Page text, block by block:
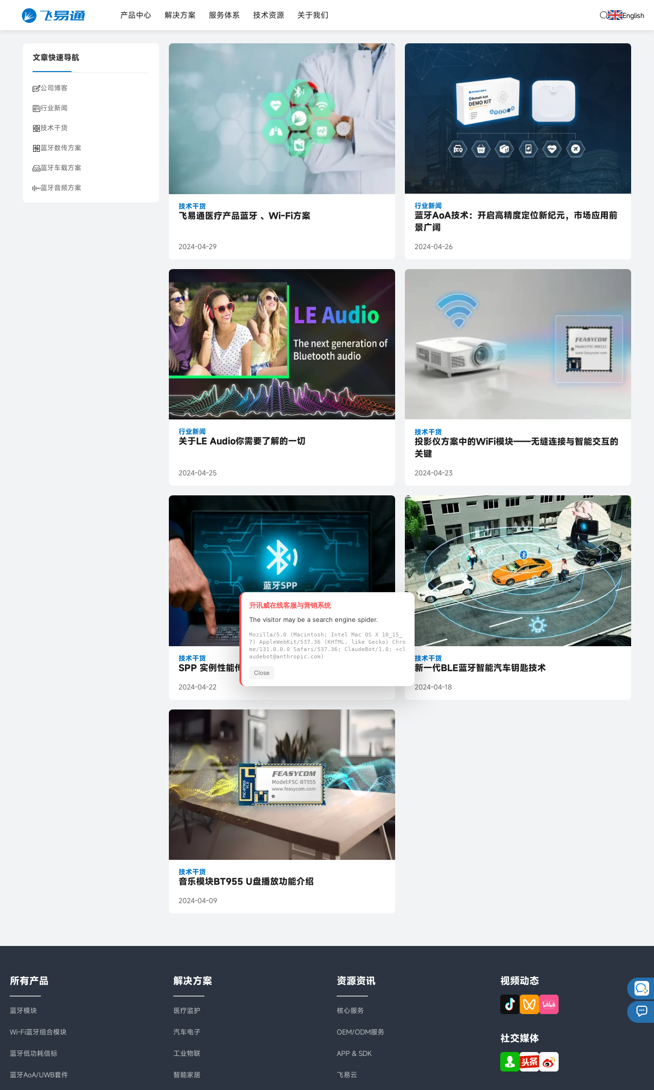
产品中心 解决方案 服务体系 技术资源 关于我们 English
文章快速导航
公司博客
行业新闻
技术干货
蓝牙数传方案
蓝牙车载方案
蓝牙音频方案
技术干货
飞易通医疗产品蓝牙 、Wi-Fi方案
2024-04-29
行业新闻
蓝牙AoA技术：开启高精度定位新纪元，市场应用前
景广阔
2024-04-26
行业新闻
关于LE Audio你需要了解的一切
2024-04-25
技术干货
投影仪方案中的WiFi模块——无缝连接与智能交互的
关键
2024-04-23
技术干货
SPP 实例性能传输讲解Client&Server
2024-04-22
技术干货
新一代BLE蓝牙智能汽车钥匙技术
2024-04-18
技术干货
音乐模块BT955 U盘播放功能介绍
2024-04-09
所有产品
蓝牙模块
Wi-Fi蓝牙组合模块
蓝牙低功耗信标
蓝牙AoA/UWB套件
解决方案
医疗监护
汽车电子
工业物联
智能家居
资源资讯
核心服务
OEM/ODM服务
APP & SDK
飞易云
视频动态
社交媒体
升讯威在线客服与营销系统
The visitor may be a search engine spider.
Mozilla/5.0 (Macintosh; Intel Mac OS X 10_15_
7) AppleWebKit/537.36 (KHTML, like Gecko) Chro
me/131.0.0.0 Safari/537.36; ClaudeBot/1.0; +cl
audebot@anthropic.com)
Close